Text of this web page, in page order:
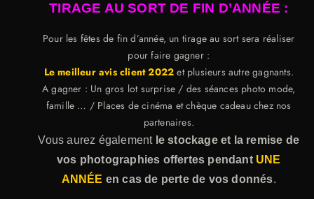
TIRAGE AU SORT DE FIN D’ANNÉE :
Pour les fêtes de fin d’année, un tirage au sort sera réaliser
pour faire gagner :
Le meilleur avis client 2022 et plusieurs autre gagnants.
A gagner : Un gros lot surprise / des séances photo mode,
famille … / Places de cinéma et chèque cadeau chez nos
partenaires.
Vous aurez également le stockage et la remise de
vos photographies offertes pendant UNE
ANNÉE en cas de perte de vos donnés.